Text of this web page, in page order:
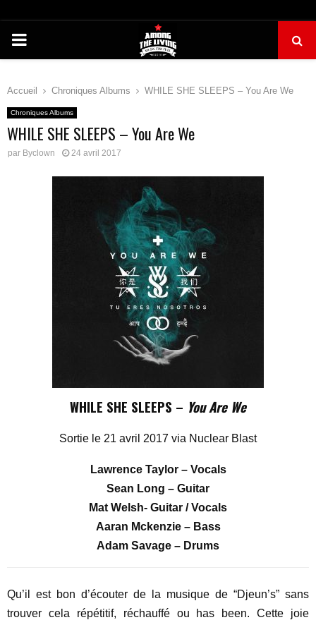
PRIMARY
Accueil Chroniques Albums WHILE SHE SLEEPS – You Are We
Chroniques Albums
WHILE SHE SLEEPS – You Are We
par Byclown 24 avril 2017
WHILE SHE SLEEPS – You Are We
Sortie le 21 avril 2017 via Nuclear Blast
Lawrence Taylor – Vocals
Sean Long – Guitar
Mat Welsh- Guitar / Vocals
Aaran Mckenzie – Bass
Adam Savage – Drums
Qu’il est bon d’écouter de la musique de “Djeun’s” sans
trouver cela répétitif, réchauffé ou has been. Cette joie